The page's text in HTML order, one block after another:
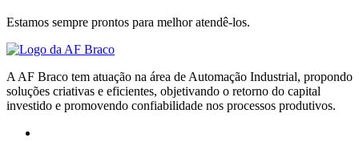
Estamos sempre prontos para melhor atendê-los.
A AF Braco tem atuação na área de Automação Industrial, propondo
soluções criativas e eficientes, objetivando o retorno do capital
investido e promovendo confiabilidade nos processos produtivos.